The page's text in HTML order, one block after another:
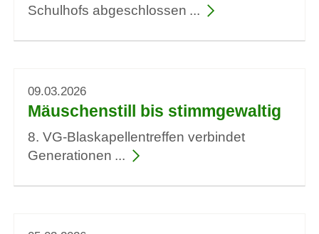
Schulhofs abgeschlossen
09.03.2026
Mäuschenstill bis stimmgewaltig
8. VG-Blaskapellentreffen verbindet
Generationen